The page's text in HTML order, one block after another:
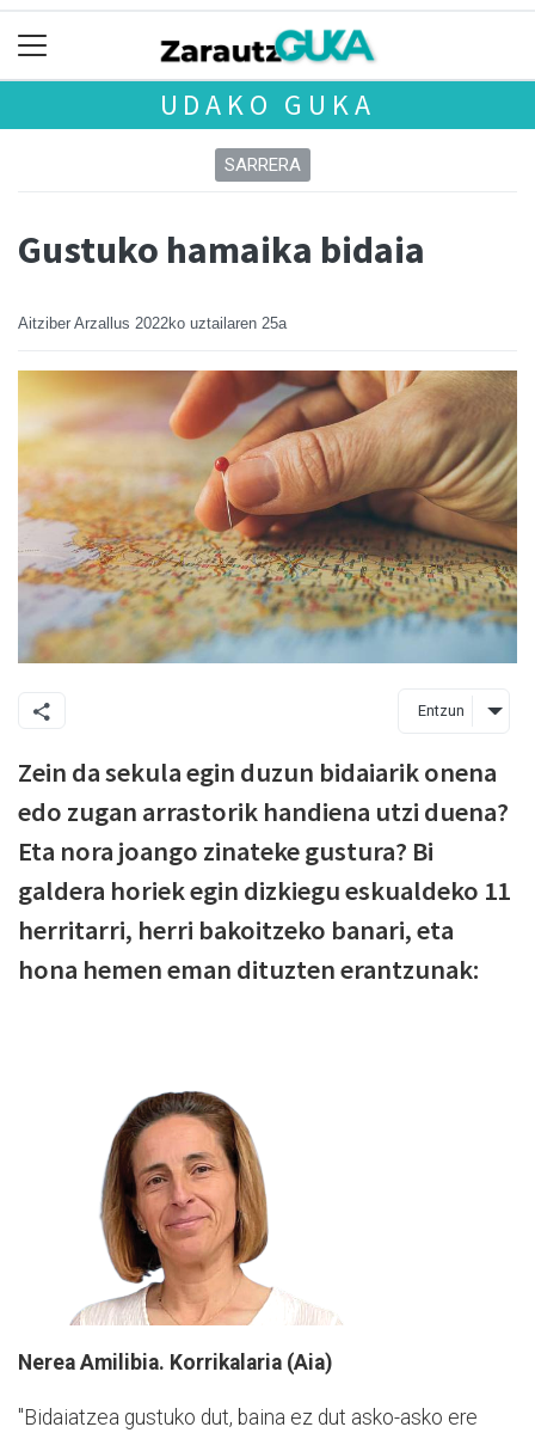
UDAKO GUKA
SARRERA
Gustuko hamaika bidaia
Aitziber Arzallus 2022ko uztailaren 25a
Entzun
Zein da sekula egin duzun bidaiarik onena
edo zugan arrastorik handiena utzi duena?
Eta nora joango zinateke gustura? Bi
galdera horiek egin dizkiegu eskualdeko 11
herritarri, herri bakoitzeko banari, eta
hona hemen eman dituzten erantzunak:
Nerea Amilibia. Korrikalaria (Aia)
"Bidaiatzea gustuko dut, baina ez dut asko-asko ere